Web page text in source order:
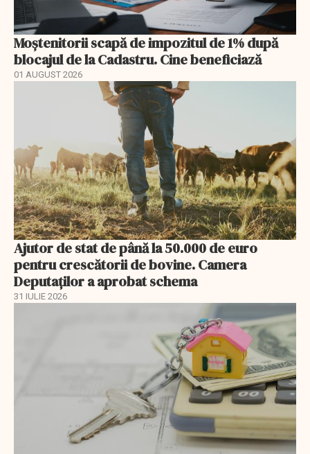
Moștenitorii scapă de impozitul de 1% după
blocajul de la Cadastru. Cine beneficiază
01 AUGUST 2026
Ajutor de stat de până la 50.000 de euro
pentru crescătorii de bovine. Camera
Deputaților a aprobat schema
31 IULIE 2026